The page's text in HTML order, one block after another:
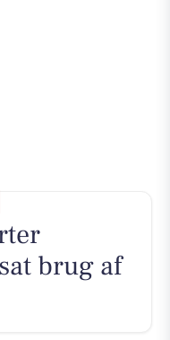
brug af